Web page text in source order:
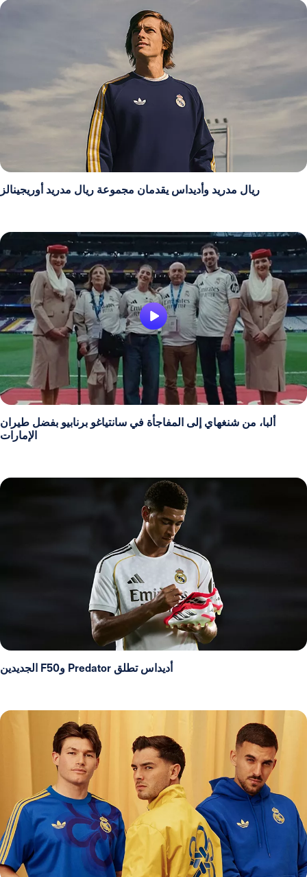
ريال مدريد وأديداس يقدمان مجموعة ريال مدريد أوريجينالز
ألبا، من شنغهاي إلى المفاجأة في سانتياغو برنابيو بفضل طيران
الإمارات
أديداس تطلق Predator وF50 الجديدين